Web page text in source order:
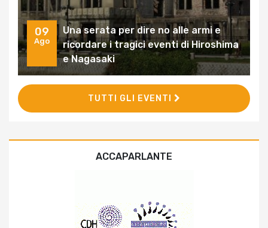
09
Ago
Una serata per dire no alle armi e
ricordare i tragici eventi di Hiroshima
e Nagasaki
TUTTI GLI EVENTI
ACCAPARLANTE